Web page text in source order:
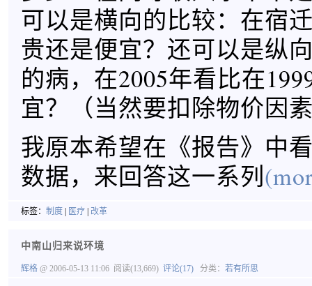
可以是横向的比较：在宿
贵还是便宜？还可以是纵
的病，在2005年看比在
宜？（当然要扣除物价因
我原本希望在《报告》中
数据，来回答这一系列
标签： 制度 医疗 改革
中南山归来说环境
辉格 @ 2006-05-13 11:06 阅读(13,669) 评论(17) 分类： 若有所思